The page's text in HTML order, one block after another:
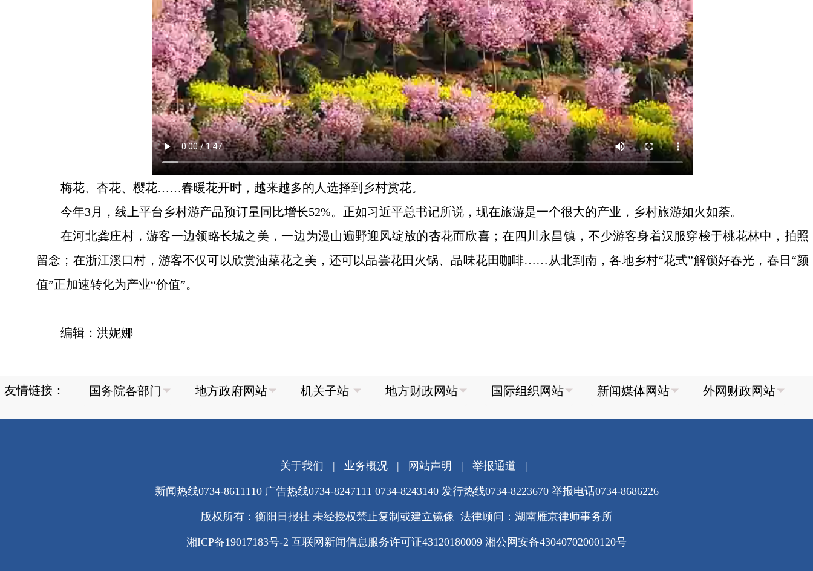
梅花、杏花、樱花……春暖花开时，越来越多的人选择到乡村赏花。
今年3月，线上平台乡村游产品预订量同比增长52%。正如习近平总书记所说，现在旅游是一个很大的产业，乡村旅游如火如荼。
在河北龚庄村，游客一边领略长城之美，一边为漫山遍野迎风绽放的杏花而欣喜；在四川永昌镇，不少游客身着汉服穿梭于桃花林中，拍照
留念；在浙江溪口村，游客不仅可以欣赏油菜花之美，还可以品尝花田火锅、品味花田咖啡……从北到南，各地乡村“花式”解锁好春光，春日“颜
值”正加速转化为产业“价值”。
编辑：洪妮娜
友情链接：
关于我们 | 业务概况| 网站声明 | 举报通道 |
新闻热线0734-8611110 广告热线0734-8247111 0734-8243140 发行热线0734-8223670 举报电话0734-8686226
版权所有：衡阳日报社 未经授权禁止复制或建立镜像 法律顾问：湖南雁京律师事务所
湘ICP备19017183号-2 互联网新闻信息服务许可证43120180009 湘公网安备43040702000120号